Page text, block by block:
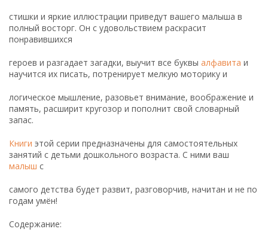
стишки и яркие иллюстрации приведут вашего малыша в
полный восторг. Он с удовольствием раскрасит
понравившихся
героев и разгадает загадки, выучит все буквы алфавита и
научится их писать, потренирует мелкую моторику и
логическое мышление, разовьет внимание, воображение и
память, расширит кругозор и пополнит свой словарный
запас.
Книги этой серии предназначены для самостоятельных
занятий с детьми дошкольного возраста. С ними ваш
малыш с
самого детства будет развит, разговорчив, начитан и не по
годам умён!
Содержание: